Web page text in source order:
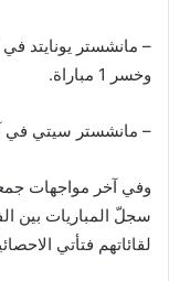
وخسر 1 مباراة.
– مانشستر سيتي في آخر 5 مباريات فاز 2 مباراة وتعادل 3
وفي آخر مواجهات
لقائاتهم فتأتي